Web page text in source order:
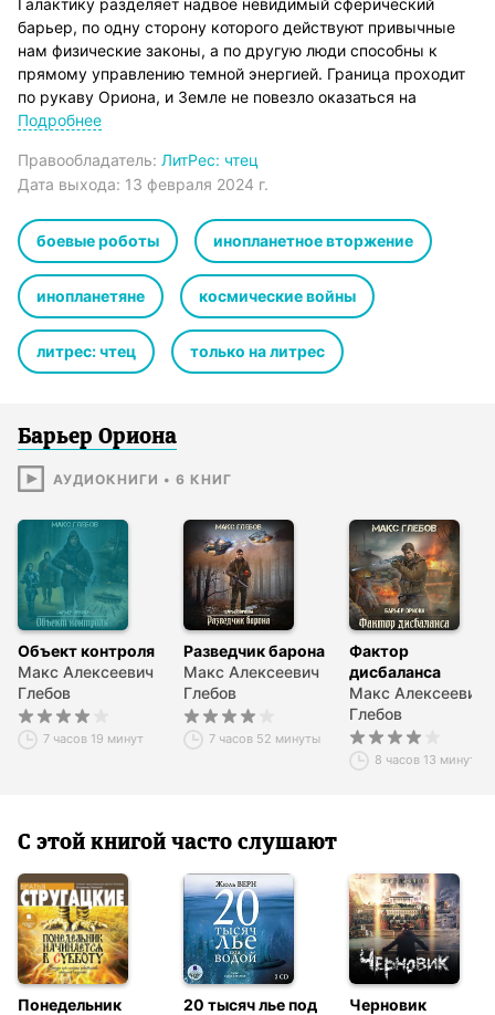
Галактику разделяет надвое невидимый сферический
барьер, по одну сторону которого действуют привычные
нам физические законы, а по другую люди способны к
прямому управлению темной энергией. Граница проходит
по рукаву Ориона, и Земле не повезло оказаться на
рубеже, где столкнулись две цивилизации, ведущие
могущества одной из них лежат технологии, намного
опередившие земные, а стержнем другой стало то, что на
цивилизации сошлись в сражении за Солнечную систему, и
в тот момент судьба примитивных аборигенов, населявших
третью планету, их совершенно не интересовала. Спустя
сто пятьдесят лет среди потомков немногих выживших
землян эта схватка известна, как Чужая война.
Подробнее
Правообладатель: ЛитРес: чтец
Дата выхода: 13 февраля 2024 г.
боевые роботы инопланетное вторжение
инопланетяне космические войны
литрес: чтец только на литрес
Барьер Ориона
АУДИОКНИГИ • 6 КНИГ
Объект контроля
Макс Алексеевич
Глебов
7 часов 19 минут
Разведчик барона
Макс Алексеевич
Глебов
7 часов 52 минуты
Фактор
дисбаланса
Макс Алексеевич
Глебов
8 часов 13 минут
С этой книгой часто слушают
Понедельник
20 тысяч лье под
Черновик